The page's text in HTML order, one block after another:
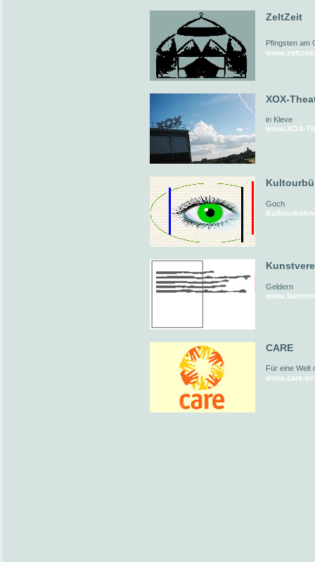
ZeltZeit
Pfingsten am
XOX-
in Kleve
www.XOX-
Goch
Geldern
CARE
Für eine Welt
www.care.de